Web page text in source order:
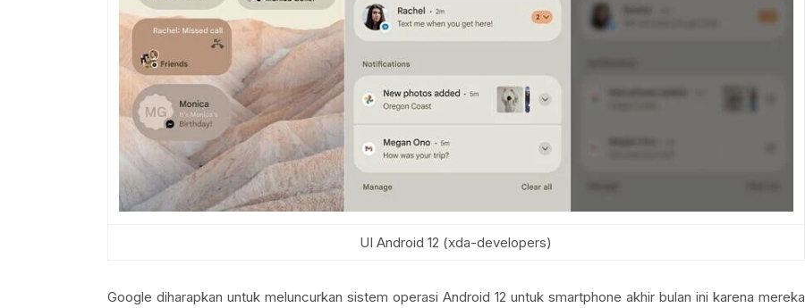
UI Android 12 (xda-developers)
Google diharapkan untuk meluncurkan sistem operasi Android 12 untuk smartphone akhir bulan ini karena mereka